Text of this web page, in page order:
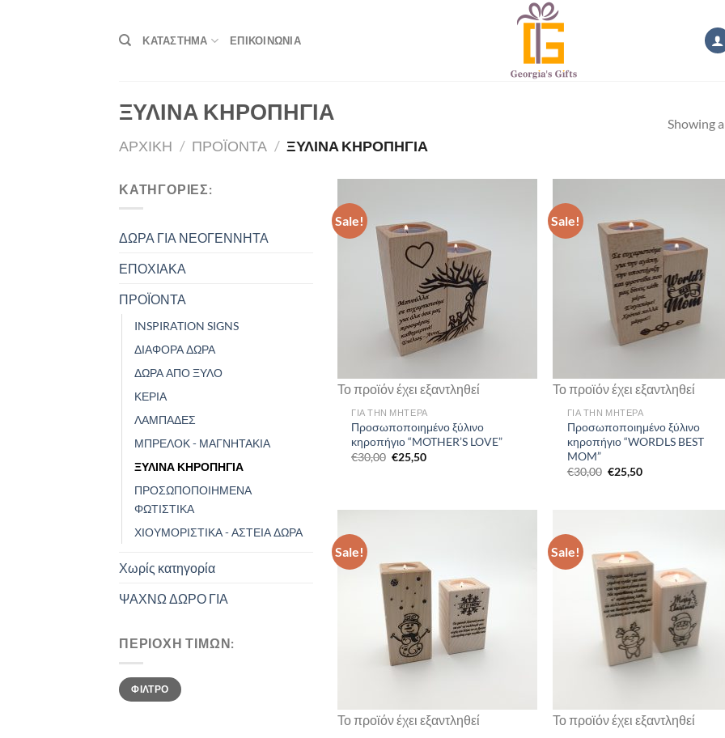
ΚΑΤΑΣΤΗΜΑ ΕΠΙΚΟΙΝΩΝΙΑ
ΞΥΛΙΝΑ ΚΗΡΟΠΗΓΙΑ
ΑΡΧΙΚΗ / ΠΡΟΪΟΝΤΑ / ΞΥΛΙΝΑ ΚΗΡΟΠΗΓΙΑ
Showing
ΚΑΤΗΓΟΡΙΕΣ:
ΔΩΡΑ ΓΙΑ ΝΕΟΓΕΝΝΗΤΑ
ΕΠΟΧΙΑΚΑ
ΠΡΟΪΟΝΤΑ
INSPIRATION SIGNS
ΔΙΑΦΟΡΑ ΔΩΡΑ
ΔΩΡΑ ΑΠΟ ΞΥΛΟ
ΚΕΡΙΑ
ΛΑΜΠΑΔΕΣ
ΜΠΡΕΛΟΚ - ΜΑΓΝΗΤΑΚΙΑ
ΞΥΛΙΝΑ ΚΗΡΟΠΗΓΙΑ
ΠΡΟΣΩΠΟΠΟΙΗΜΕΝΑ
ΦΩΤΙΣΤΙΚΑ
ΧΙΟΥΜΟΡΙΣΤΙΚΑ - ΑΣΤΕΙΑ ΔΩΡΑ
Χωρίς κατηγορία
ΨΑΧΝΩ ΔΩΡΟ ΓΙΑ
ΠΕΡΙΟΧΗ ΤΙΜΩΝ:
Min
price
Max
priceΦΙΛΤΡΟ
Sale!
Το προϊόν έχει εξαντληθεί
ΓΙΑ ΤΗΝ ΜΗΤΕΡΑ
Προσωποποιημένο ξύλινο
κηροπήγιο “MOTHER’S LOVE”
€30,00 Original
price
€25,50Current
Sale!
Το προϊόν έχει εξαντληθεί
ΓΙΑ ΤΗΝ ΜΗΤΕΡΑ
Προσωποποιημένο ξύλινο
κηροπήγιο “WORDLS BEST
MOM”
€30,00 Original
price
€25,50Current
Sale!
Το προϊόν έχει εξαντληθεί
Sale!
Το προϊόν έχει εξαντληθεί